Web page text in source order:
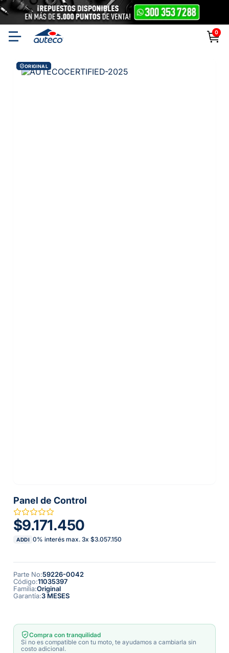
0
ORIGINAL
Panel de Control
$9.171.450
ADDI 0% interés max. 3x $3.057.150
Parte No:59226-0042
Código:11035397
Familia:Original
Garantía:3 MESES
Compra con tranquilidad
Si no es compatible con tu moto, te ayudamos a cambiarla sin
costo adicional.